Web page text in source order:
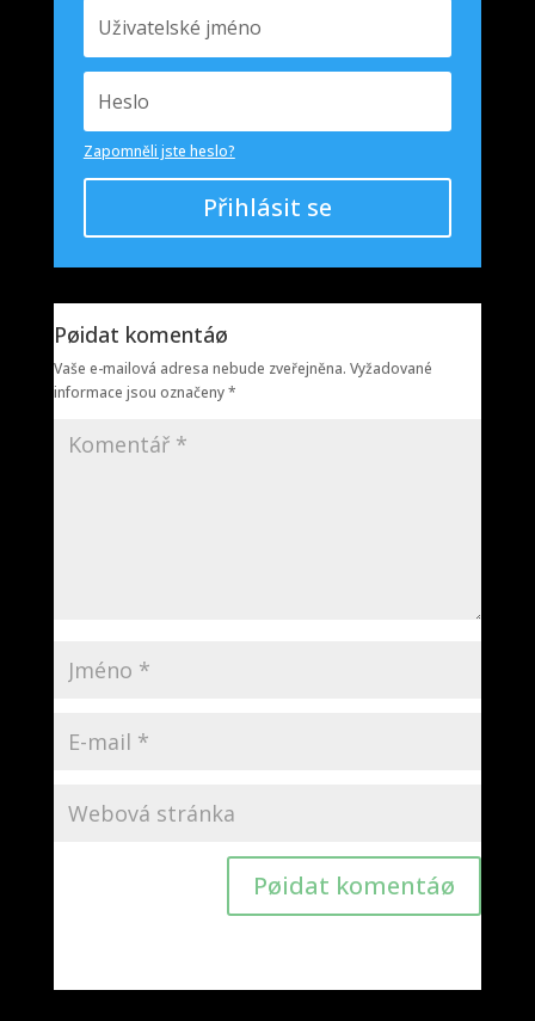
Zapomněli jste heslo?
Přihlásit se
Pøidat komentáø
Vaše e-mailová adresa nebude zveřejněna. Vyžadované
informace jsou označeny*
Pøidat komentáø